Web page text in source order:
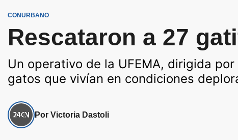
CONURBANO
Rescataron a 27
Un operativo de la UFEMA, dirigida
gatos que vivían en condiciones
Por Victoria Dastoli